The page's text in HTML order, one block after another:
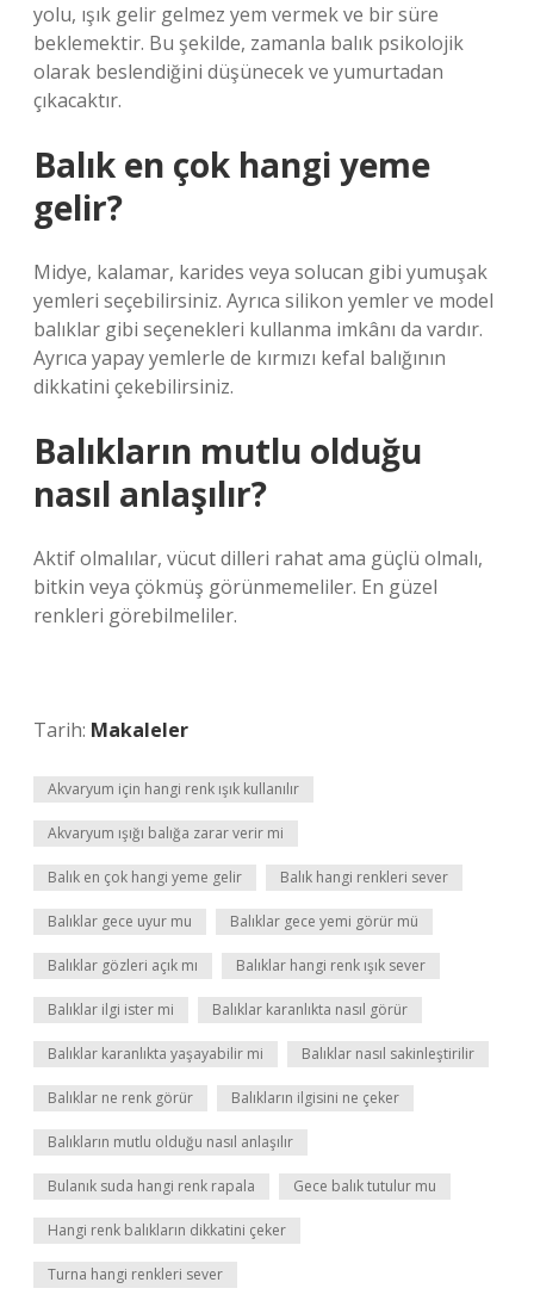
yolu, ışık gelir gelmez yem vermek ve bir süre
beklemektir. Bu şekilde, zamanla balık psikolojik
olarak beslendiğini düşünecek ve yumurtadan
çıkacaktır.
Balık en çok hangi yeme
gelir?
Midye, kalamar, karides veya solucan gibi yumuşak
yemleri seçebilirsiniz. Ayrıca silikon yemler ve model
balıklar gibi seçenekleri kullanma imkânı da vardır.
Ayrıca yapay yemlerle de kırmızı kefal balığının
dikkatini çekebilirsiniz.
Balıkların mutlu olduğu
nasıl anlaşılır?
Aktif olmalılar, vücut dilleri rahat ama güçlü olmalı,
bitkin veya çökmüş görünmemeliler. En güzel
renkleri görebilmeliler.
Tarih: Makaleler
Akvaryum için hangi renk ışık kullanılır
Akvaryum ışığı balığa zarar verir mi
Balık en çok hangi yeme gelir Balık hangi renkleri sever
Balıklar gece uyur mu Balıklar gece yemi görür mü
Balıklar gözleri açık mı Balıklar hangi renk ışık sever
Balıklar ilgi ister mi Balıklar karanlıkta nasıl görür
Balıklar karanlıkta yaşayabilir mi Balıklar nasıl sakinleştirilir
Balıklar ne renk görür Balıkların ilgisini ne çeker
Balıkların mutlu olduğu nasıl anlaşılır
Bulanık suda hangi renk rapala Gece balık tutulur mu
Hangi renk balıkların dikkatini çeker
Turna hangi renkleri sever